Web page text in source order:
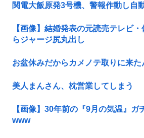
関電大飯原発3号機、警報作動し自
【画像】結婚発表の元読売テレビ
らジャージ尻丸出し
お盆休みだからカメノテ取りに来た
美人まんさん、枕営業してしまう
【画像】30年前の『9月の気温』ガ
www